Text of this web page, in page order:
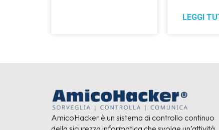
LEGGI
AmicoHacker è un sistema di controllo continuo